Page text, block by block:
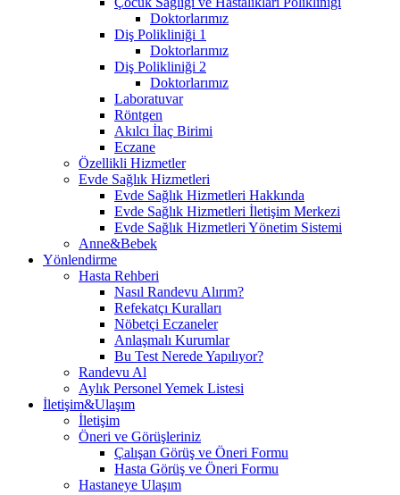
Doktorlarımız
Diş Polikliniği 1
Doktorlarımız
Diş Polikliniği 2
Doktorlarımız
Laboratuvar
Röntgen
Akılcı İlaç Birimi
Eczane
Özellikli Hizmetler
Evde Sağlık Hizmetleri
Evde Sağlık Hizmetleri Hakkında
Evde Sağlık Hizmetleri İletişim Merkezi
Evde Sağlık Hizmetleri Yönetim Sistemi
Anne&Bebek
Yönlendirme
Hasta Rehberi
Nasıl Randevu Alırım?
Refekatçı Kuralları
Nöbetçi Eczaneler
Anlaşmalı Kurumlar
Bu Test Nerede Yapılıyor?
Randevu Al
Aylık Personel Yemek Listesi
İletişim&Ulaşım
İletişim
Öneri ve Görüşleriniz
Çalışan Görüş ve Öneri Formu
Hasta Görüş ve Öneri Formu
Hastaneye Ulaşım